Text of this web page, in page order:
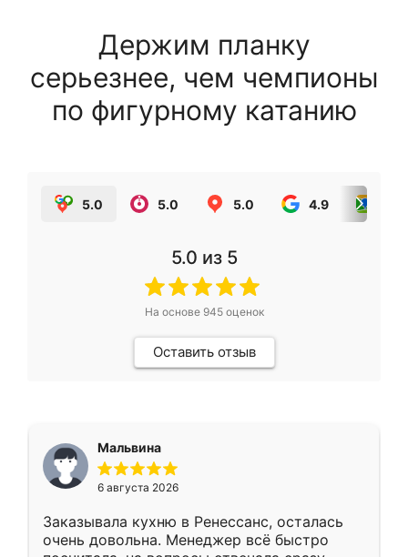
Держим планку
серьезнее, чем чемпионы
по фигурному катанию
5.0 5.0 5.0 4.9
5.0 из 5
На основе 945оценок
Оставить отзыв
Мальвина
6 августа 2026
Заказывала кухню в Ренессанс, осталась
очень довольна. Менеджер всё быстро